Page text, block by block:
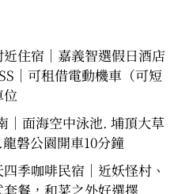
住宿｜嘉義智選假日酒店
｜可租借電動機車（可短
｜面海空中泳池. 埔頂大草
磐公園開車10分鐘
季咖啡民宿｜近妖怪村、
餐，和菜之外好選擇